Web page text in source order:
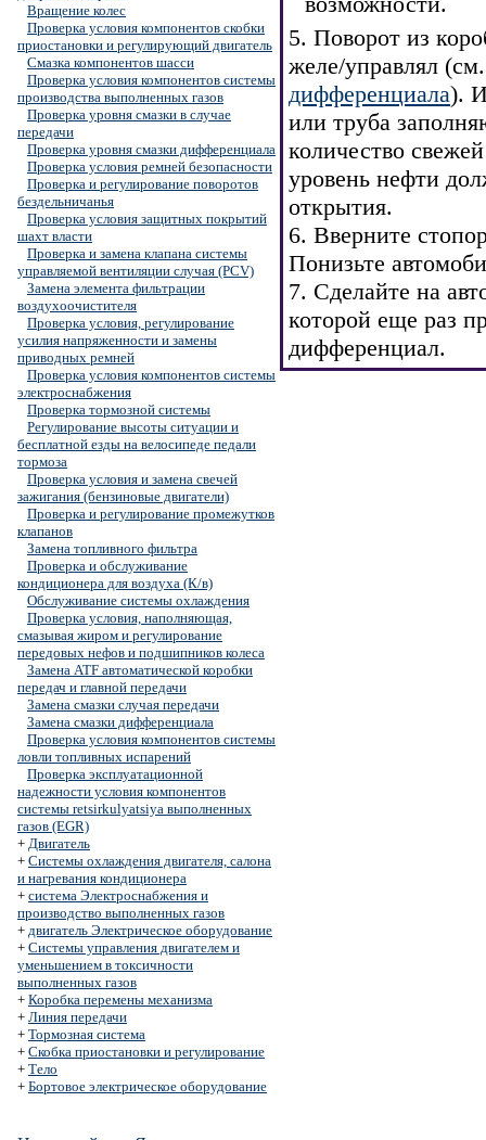
Вращение колес
Проверка условия компонентов скобки
приостановки и регулирующий двигатель
Смазка компонентов шасси
Проверка условия компонентов системы
производства выполненных газов
Проверка уровня смазки в случае
передачи
Проверка уровня смазки дифференциала
Проверка условия ремней безопасности
Проверка и регулирование поворотов
бездельничанья
Проверка условия защитных покрытий
шахт власти
Проверка и замена клапана системы
управляемой вентиляции случая (PCV)
Замена элемента фильтрации
воздухоочистителя
Проверка условия, регулирование
усилия напряженности и замены
приводных ремней
Проверка условия компонентов системы
электроснабжения
Проверка тормозной системы
Регулирование высоты ситуации и
бесплатной езды на велосипеде педали
тормоза
Проверка условия и замена свечей
зажигания (бензиновые двигатели)
Проверка и регулирование промежутков
клапанов
Замена топливного фильтра
Проверка и обслуживание
кондиционера для воздуха (К/в)
Обслуживание системы охлаждения
Проверка условия, наполняющая,
смазывая жиром и регулирование
передовых нефов и подшипников колеса
Замена ATF автоматической коробки
передач и главной передачи
Замена смазки случая передачи
Замена смазки дифференциала
Проверка условия компонентов системы
ловли топливных испарений
Проверка эксплуатационной
надежности условия компонентов
системы retsirkulyatsiya выполненных
газов (EGR)
+ Двигатель
+ Системы охлаждения двигателя, салона
и нагревания кондиционера
+ система Электроснабжения и
производство выполненных газов
+ двигатель Электрическое оборудование
+ Системы управления двигателем и
уменьшением в токсичности
выполненных газов
+ Коробка перемены механизма
+ Линия передачи
+ Тормозная система
+ Скобка приостановки и регулирование
+ Тело
+ Бортовое электрическое оборудование
5. Поворот из
желе/управлял
дифференциала).
или труба
количество
уровень нефти
открытия.
6. Вверните
Понизьте
7. Сделайте на
которой еще раз
дифференциал.